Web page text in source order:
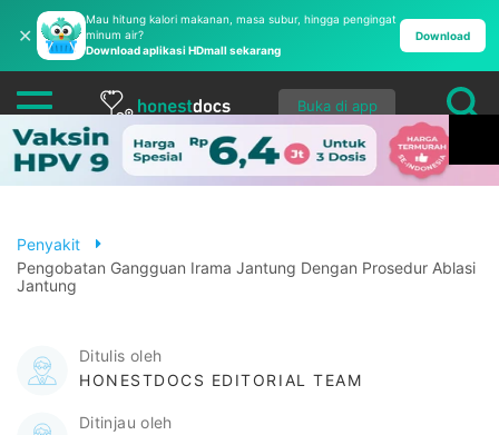
✕
Mau hitung kalori makanan, masa subur, hingga pengingat
minum air?
Download aplikasi HDmall sekarang
Download
Buka di app
Penyakit
Pengobatan Gangguan Irama Jantung Dengan Prosedur Ablasi
Jantung
Ditulis oleh
HONESTDOCS EDITORIAL TEAM
Ditinjau oleh